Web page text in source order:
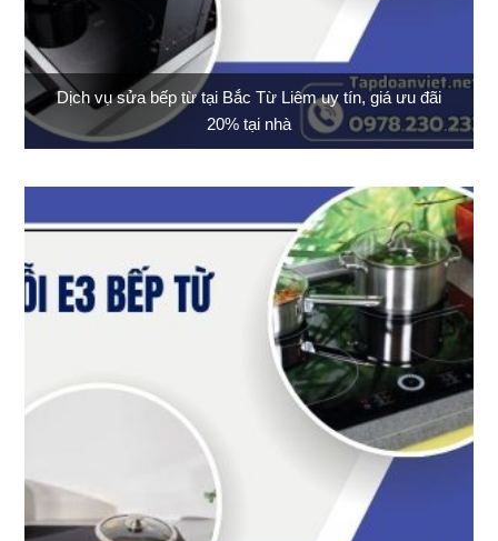
Dịch vụ sửa bếp từ tại Bắc Từ Liêm uy tín, giá ưu đãi
20% tại nhà